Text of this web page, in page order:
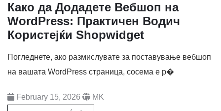
Како да Додадете Вебшоп на
WordPress: Практичен Водич
Користејќи Shopwidget
Погледнете, ако размислувате за поставување вебшоп
на вашата WordPress страница, сосема е р�
February 15, 2026 MK